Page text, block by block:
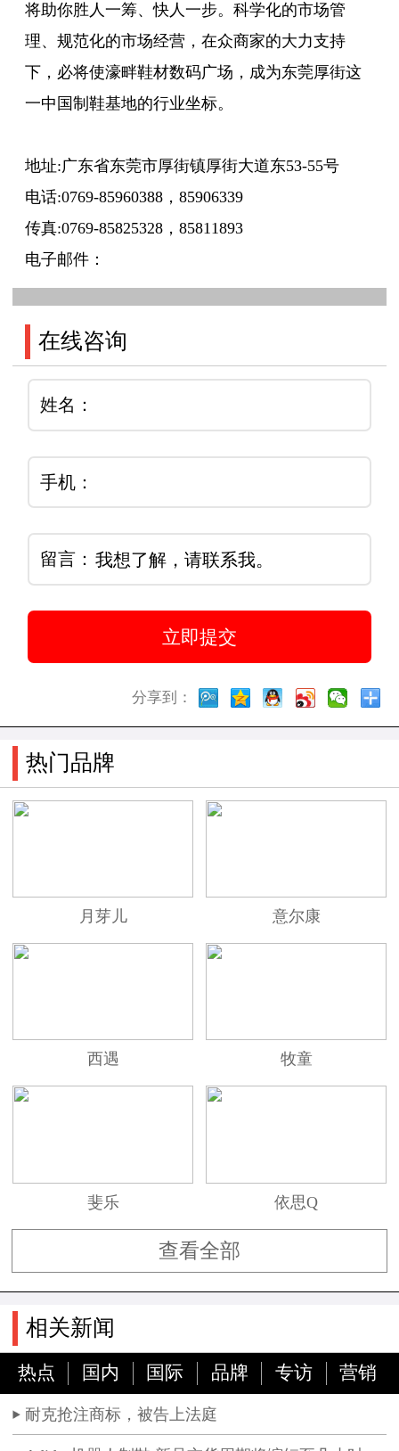
将助你胜人一筹、快人一步。科学化的市场管
理、规范化的市场经营，在众商家的大力支持
下，必将使濠畔鞋材数码广场，成为东莞厚街这
一中国制鞋基地的行业坐标。
地址:广东省东莞市厚街镇厚街大道东53-55号
电话:0769-85960388，85906339
传真:0769-85825328，85811893
电子邮件：
在线咨询
姓名：
手机：
留言：
分享到：
热门品牌
月芽儿 意尔康
西遇 牧童
斐乐 依思Q
查看全部
相关新闻
热点 国内 国际 品牌 专访 营销
耐克抢注商标，被告上法庭